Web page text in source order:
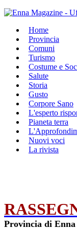
Home
Provincia
Comuni
Turismo
Costume e
Salute
Storia
Gusto
Corpore Sano
L'esperto
Pianeta terra
Nuovi voci
La rivista
Provincia di Enna